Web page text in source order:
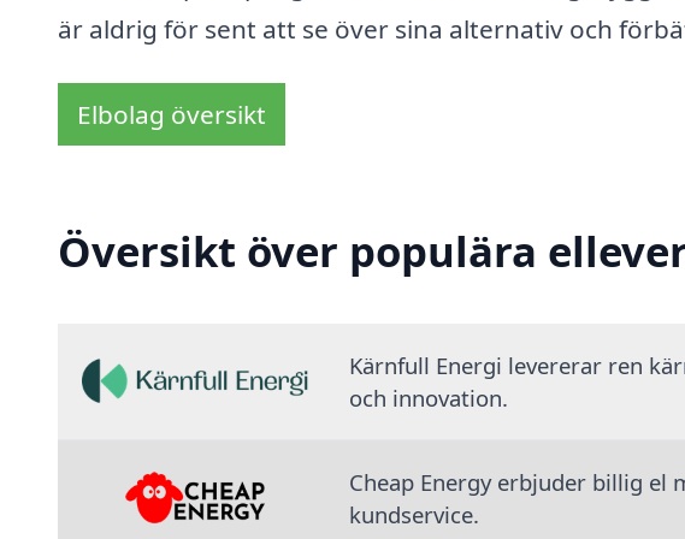
är aldrig för sent att se över sina alternativ och
Elbolag översikt
Översikt över populära
Kärnfull Energi levererar ren
och innovation.
Cheap Energy erbjuder billig el
kundservice.